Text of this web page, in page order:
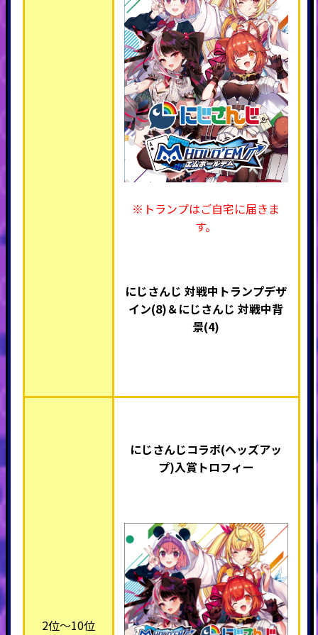
※トランプはご自宅に届きま
す。
にじさんじ 対戦中トランプデザ
イン(8)＆にじさんじ 対戦中背
景(4)
2位～10位
にじさんじコラボ(ヘッズアッ
プ)入賞トロフィー